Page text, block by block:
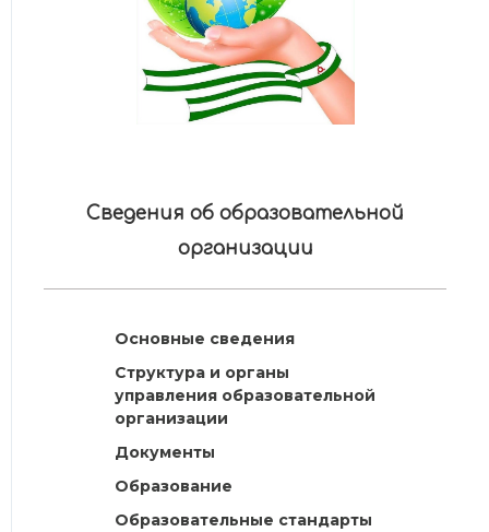
Сведения об образовательной
организации
Основные сведения
Структура и органы
управления образовательной
организации
Документы
Образование
Образовательные стандарты